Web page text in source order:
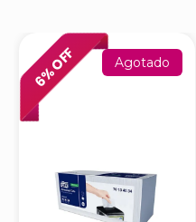
6
% OFF Agotado